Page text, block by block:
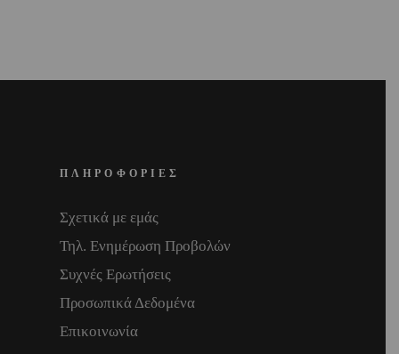
ΠΛΗΡΟΦΟΡΙΕΣ
Σχετικά με εμάς
Τηλ. Ενημέρωση Προβολών
Συχνές Ερωτήσεις
Προσωπικά Δεδομένα
Επικοινωνία